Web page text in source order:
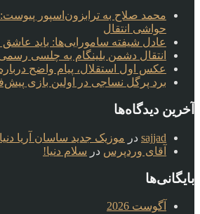
محمد صلاح به ترابزون‌اسپور پیوست:
حواشی انتقال
عادل شیفته سامورایی‌ها: باید عاشق
انتقال دشمن بلینگام به چلسی
عکس اول استقلال، پیام واضح
برد پرگل نساجی در اولین بازی
آخرین دیدگاه‌ها
sajjad در موزیک جدید ساسان آریا
آقای وردپرس در سلام دنیا!
بایگانی‌ها
آگوست 2026